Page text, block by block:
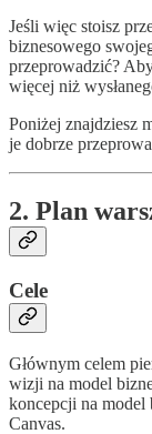
Jeśli więc stoisz
biznesowego
przeprowadzić?
więcej niż
Poniżej znajdziesz
je dobrze
2. Plan
Cele
Głównym celem
wizji na model
koncepcji na model
Canvas.